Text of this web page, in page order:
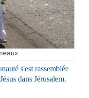
s'est rassemblée
dans Jérusalem.